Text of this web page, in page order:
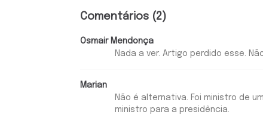
Comentários (2)
Osmair Mendonça
Nada a ver. Artigo perdido esse.
Marian
Não é alternativa. Foi ministro de
ministro para a presidência.